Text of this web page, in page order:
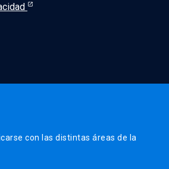
con las distintas áreas de la